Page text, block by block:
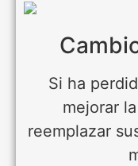
Si ha
mejorar
reemplazar